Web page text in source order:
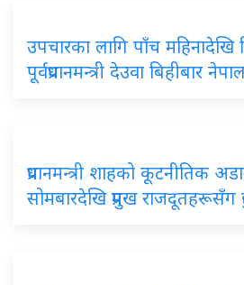
उपचारका लागि पाँच महिनादेखि
पूर्वप्रधानमन्त्री देउवा बिहीबार
प्रधानमन्त्री शाहको कूटनीतिक
सोमबारदेखि प्रमुख राजदूतहरूसँग